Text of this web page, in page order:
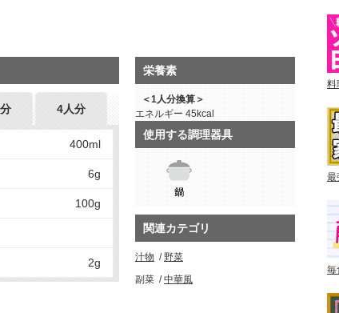
4人分
400ml
6g
100g
2g
栄養素
＜1人分換算＞
エネルギー 45kcal
使用する調理器具
関連カテゴリ
汁物
野菜
副菜
中華風
料
最
毎